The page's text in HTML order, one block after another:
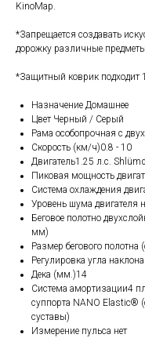
KinoMap.
*Запрещается создавать
дорожку различные
*Защитный коврик подходит
Назначение Домашнее
Цвет Черный / Серый
Рама особопрочная с
Скорость (км/ч)0.8 - 10
Двигатель1.25 л.с.
Пиковая мощность
Система охлаждения
Уровень шума двигателя
Беговое полотно
мм)
Размер бегового полотна
Регулировка угла наклона
Дека (мм.)14
Система амортизации4
суппорта NANO Elastic®
суставы)
Измерение пульса нет